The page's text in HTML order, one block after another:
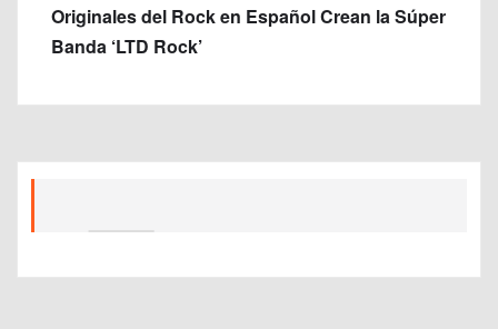
Originales del Rock en Español Crean la Súper
Banda ‘LTD Rock’